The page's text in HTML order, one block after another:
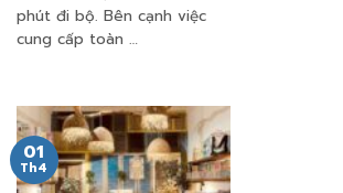
phút đi bộ. Bên cạnh việc
cung cấp toàn …
01
Th4